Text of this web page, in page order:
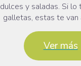
dulces y saladas. Si lo
galletas, estas te van
Ver más